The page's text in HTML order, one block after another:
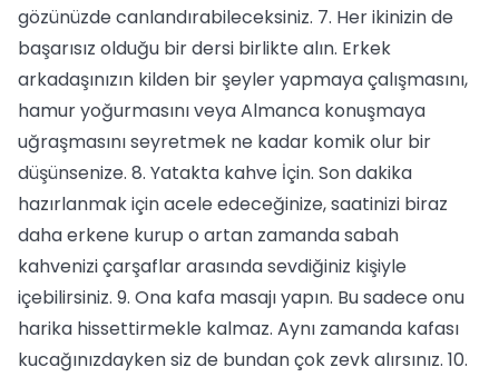
gözünüzde canlandırabileceksiniz. 7. Her ikinizin de
başarısız olduğu bir dersi birlikte alın. Erkek
arkadaşınızın kilden bir şeyler yapmaya çalışmasını,
hamur yoğurmasını veya Almanca konuşmaya
uğraşmasını seyretmek ne kadar komik olur bir
düşünsenize. 8. Yatakta kahve İçin. Son dakika
hazırlanmak için acele edeceğinize, saatinizi biraz
daha erkene kurup o artan zamanda sabah
kahvenizi çarşaflar arasında sevdiğiniz kişiyle
içebilirsiniz. 9. Ona kafa masajı yapın. Bu sadece onu
harika hissettirmekle kalmaz. Aynı zamanda kafası
kucağınızdayken siz de bundan çok zevk alırsınız. 10.